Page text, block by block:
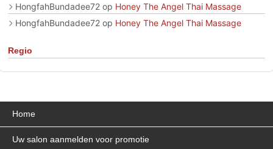
HongfahBundadee72 op Honey The Angel Thai Massage
HongfahBundadee72 op Honey The Angel Thai Massage
Regio
Home
Uw salon aanmelden voor promotie